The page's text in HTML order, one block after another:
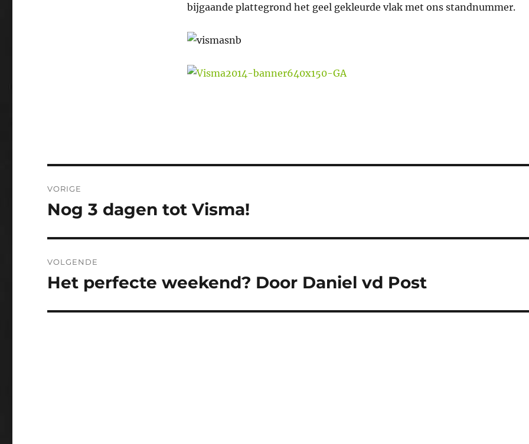
bijgaande plattegrond het geel gekleurde vlak met ons standnummer.
navigatie
VORIGE
Vorig
Nog 3 dagen tot Visma!
VOLGENDE
Volgend
Het perfecte weekend? Door Daniel vd Post